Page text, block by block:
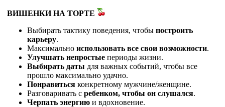
ВИШЕНКИ НА ТОРТЕ
Выбирать тактику поведения, чтобы построить
карьеру.
Максимально использовать все свои возможности.
Улучшать непростые периоды жизни.
Выбирать даты для важных событий, чтобы все
прошло максимально удачно.
Понравиться конкретному мужчине/женщине.
Разговаривать с ребенком, чтобы он слушался.
Черпать энергию и вдохновение.